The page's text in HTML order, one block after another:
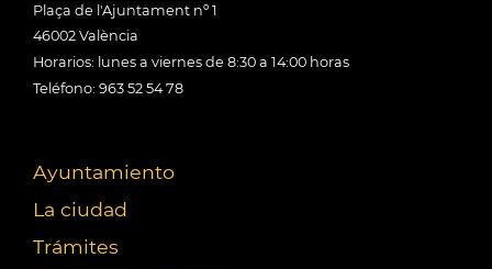
Plaça de l'Ajuntament nº 1
46002 València
Horarios: lunes a viernes de 8:30 a 14:00 horas
Teléfono: 963 52 54 78
Ayuntamiento
La ciudad
Trámites